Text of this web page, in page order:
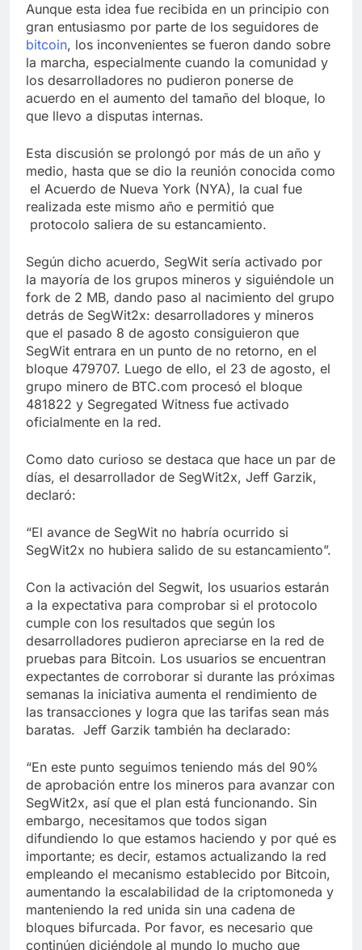
Aunque esta idea fue recibida en un principio con
gran entusiasmo por parte de los seguidores de
bitcoin, los inconvenientes se fueron dando sobre
la marcha, especialmente cuando la comunidad y
los desarrolladores no pudieron ponerse de
acuerdo en el aumento del tamaño del bloque, lo
que llevo a disputas internas.
Esta discusión se prolongó por más de un año y
medio, hasta que se dio la reunión conocida como
el Acuerdo de Nueva York (NYA), la cual fue
realizada este mismo año e permitió que
protocolo saliera de su estancamiento.
Según dicho acuerdo, SegWit sería activado por
la mayoría de los grupos mineros y siguiéndole un
fork de 2 MB, dando paso al nacimiento del grupo
detrás de SegWit2x: desarrolladores y mineros
que el pasado 8 de agosto consiguieron que
SegWit entrara en un punto de no retorno, en el
bloque 479707. Luego de ello, el 23 de agosto, el
grupo minero de BTC.com procesó el bloque
481822 y Segregated Witness fue activado
oficialmente en la red.
Como dato curioso se destaca que hace un par de
días, el desarrollador de SegWit2x, Jeff Garzik,
declaró:
“El avance de SegWit no habría ocurrido si
SegWit2x no hubiera salido de su estancamiento”.
Con la activación del Segwit, los usuarios estarán
a la expectativa para comprobar si el protocolo
cumple con los resultados que según los
desarrolladores pudieron apreciarse en la red de
pruebas para Bitcoin. Los usuarios se encuentran
expectantes de corroborar si durante las próximas
semanas la iniciativa aumenta el rendimiento de
las transacciones y logra que las tarifas sean más
baratas. Jeff Garzik también ha declarado:
“En este punto seguimos teniendo más del 90%
de aprobación entre los mineros para avanzar con
SegWit2x, así que el plan está funcionando. Sin
embargo, necesitamos que todos sigan
difundiendo lo que estamos haciendo y por qué es
importante; es decir, estamos actualizando la red
empleando el mecanismo establecido por Bitcoin,
aumentando la escalabilidad de la criptomoneda y
manteniendo la red unida sin una cadena de
bloques bifurcada. Por favor, es necesario que
continúen diciéndole al mundo lo mucho que